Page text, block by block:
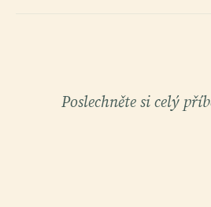
Poslechněte si celý